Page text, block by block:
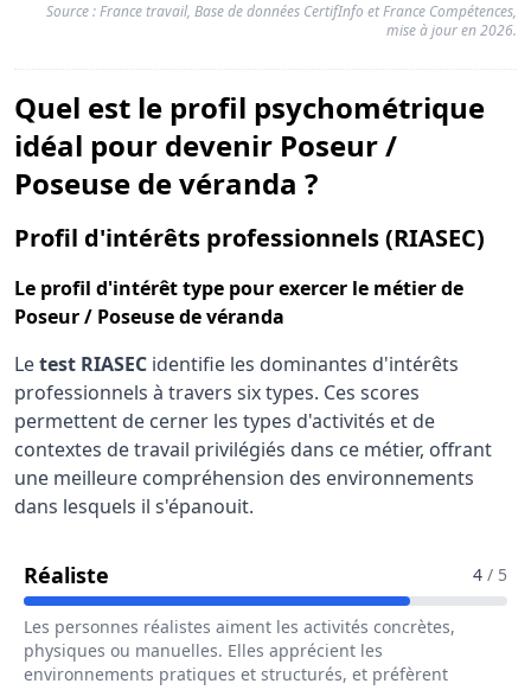
Source : France travail, Base de données CertifInfo et France Compétences,
mise à jour en 2026.
Quel est le profil psychométrique
idéal pour devenir Poseur /
Poseuse de véranda ?
Profil d'intérêts professionnels (RIASEC)
Le profil d'intérêt type pour exercer le métier de
Poseur / Poseuse de véranda
Letest RIASEC identifie les dominantes d'intérêts
professionnels à travers six types. Ces scores
permettent de cerner les types d'activités et de
contextes de travail privilégiés dans ce métier, offrant
une meilleure compréhension des environnements
dans lesquels il s'épanouit.
Réaliste Pour Le Métier De Poseur / Poseuse
4 / 5
Les personnes réalistes aiment les activités concrètes,
physiques ou manuelles. Elles apprécient les
environnements pratiques et structurés, et préfèrent